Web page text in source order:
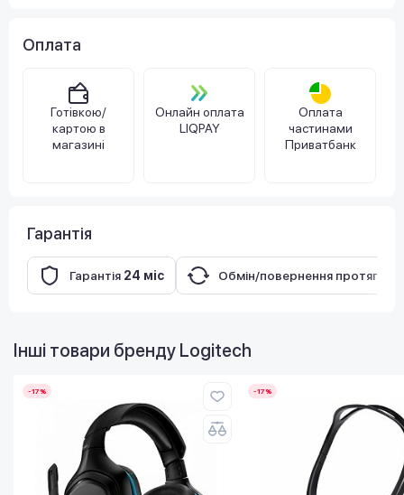
Оплата
Готівкою/
картою в
магазині
Онлайн оплата
LIQPAY
Оплата
частинами
Приватбанк
Гарантія
Гарантія 24 міс Обмін/повернення протягом
Інші товари бренду Logitech
-17% -17%